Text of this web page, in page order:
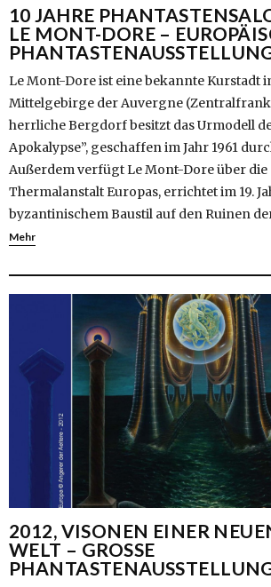
10 JAHRE
LE MONT-DORE –
Le Mont-Dore ist eine bekannte Kurstadt
Mittelgebirge der Auvergne
herrliche Bergdorf besitzt das Urmodell
Apokalypse”, geschaffen im Jahr 1961
Außerdem verfügt Le Mont-Dore über die
Thermalanstalt Europas, errichtet im 19.
byzantinischem Baustil auf den Ruinen
Mehr
2012, VISONEN EINER
WELT – GROSSE